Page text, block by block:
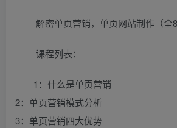
解密单页营销，单页网站制作（全
课程列表：
1：什么是单页营销
2：单页营销模式分析
3：单页营销四大优势